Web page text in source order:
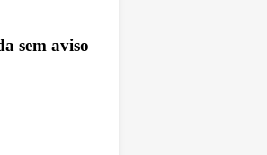
sem aviso